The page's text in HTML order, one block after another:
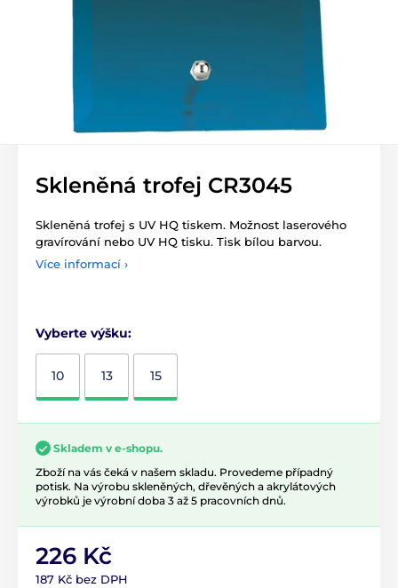
Skleněná trofej CR3045
Skleněná trofej s UV HQ tiskem. Možnost laserového
gravírování nebo UV HQ tisku. Tisk bílou barvou.
Více informací ›
Vyberte výšku:
10 13 15
Skladem v e-shopu.
Zboží na vás čeká v našem skladu. Provedeme případný
potisk. Na výrobu skleněných, dřevěných a akrylátových
výrobků je výrobní doba 3 až 5 pracovních dnů.
226 Kč
187 Kč bez DPH